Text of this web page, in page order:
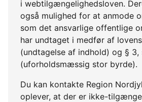
i webtilgængelighedsloven.
også mulighed for at anmode
som det ansvarlige offentlige
har undtaget i medfør af
(undtagelse af indhold) og § 3,
(uforholdsmæssig stor byrde).
Du kan kontakte Region
oplever, at der er ikke-